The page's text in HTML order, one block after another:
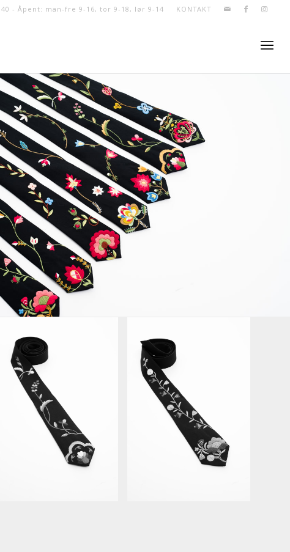
KONTAKT
40 - Åpent: man-fre 9-16, tor 9-18, lør 9-14